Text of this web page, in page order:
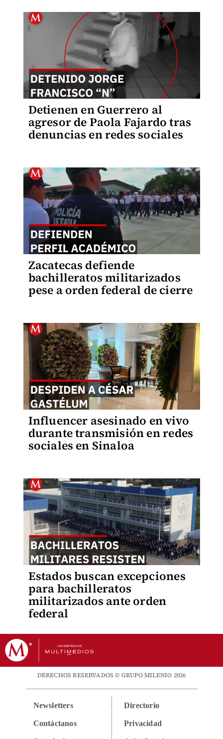
Detienen en Guerrero al
agresor de Paola Fajardo tras
denuncias en redes sociales
Zacatecas defiende
bachilleratos militarizados
pese a orden federal de cierre
Influencer asesinado en vivo
durante transmisión en redes
sociales en Sinaloa
Estados buscan excepciones
para bachilleratos
militarizados ante orden
federal
DERECHOS RESERVADOS © GRUPO MILENIO 2026
Newsletters
Contáctanos
Directorio
Privacidad